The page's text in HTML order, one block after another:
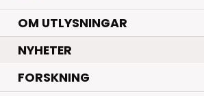
OM UTLYSNINGAR
NYHETER.
FORSKNING.